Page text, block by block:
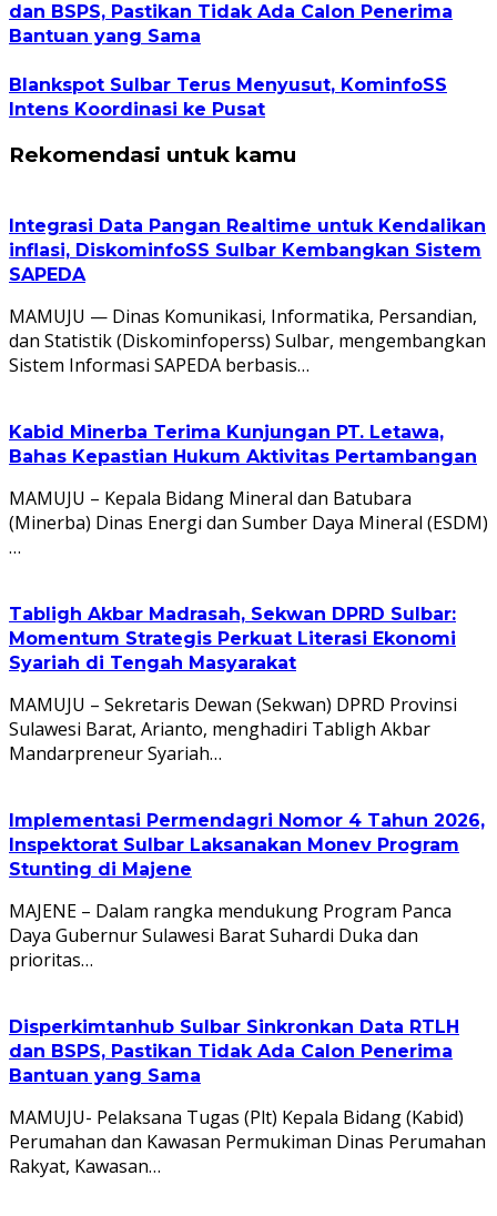
dan BSPS, Pastikan Tidak Ada Calon Penerima
Bantuan yang Sama
Blankspot Sulbar Terus Menyusut, KominfoSS
Intens Koordinasi ke Pusat
Rekomendasi untuk kamu
Integrasi Data Pangan Realtime untuk Kendalikan
inflasi, DiskominfoSS Sulbar Kembangkan Sistem
SAPEDA
MAMUJU — Dinas Komunikasi, Informatika, Persandian,
dan Statistik (Diskominfoperss) Sulbar, mengembangkan
Sistem Informasi SAPEDA berbasis…
Kabid Minerba Terima Kunjungan PT. Letawa,
Bahas Kepastian Hukum Aktivitas Pertambangan
MAMUJU – Kepala Bidang Mineral dan Batubara
(Minerba) Dinas Energi dan Sumber Daya Mineral (ESDM)
…
Tabligh Akbar Madrasah, Sekwan DPRD Sulbar:
Momentum Strategis Perkuat Literasi Ekonomi
Syariah di Tengah Masyarakat
MAMUJU – Sekretaris Dewan (Sekwan) DPRD Provinsi
Sulawesi Barat, Arianto, menghadiri Tabligh Akbar
Mandarpreneur Syariah…
Implementasi Permendagri Nomor 4 Tahun 2026,
Inspektorat Sulbar Laksanakan Monev Program
Stunting di Majene
MAJENE – Dalam rangka mendukung Program Panca
Daya Gubernur Sulawesi Barat Suhardi Duka dan
prioritas…
Disperkimtanhub Sulbar Sinkronkan Data RTLH
dan BSPS, Pastikan Tidak Ada Calon Penerima
Bantuan yang Sama
MAMUJU- Pelaksana Tugas (Plt) Kepala Bidang (Kabid)
Perumahan dan Kawasan Permukiman Dinas Perumahan
Rakyat, Kawasan…